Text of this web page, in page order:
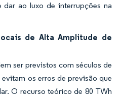
ao luxo de interrupções na
de Alta Amplitude de
ser previstos com séculos de
os erros de previsão que
O recurso teórico de 80 TWh